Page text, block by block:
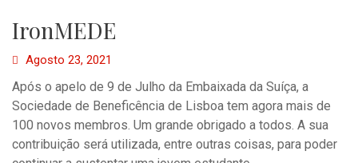
IronMEDE
Agosto 23, 2021
Após o apelo de 9 de Julho da Embaixada da Suíça, a
Sociedade de Beneficência de Lisboa tem agora mais de
100 novos membros. Um grande obrigado a todos. A sua
contribuição será utilizada, entre outras coisas, para poder